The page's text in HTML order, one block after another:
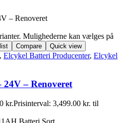
Mulighederne kan vælges på
Compare Quick view
, Elcykel Batteri Producenter, Elcykel
– Renoveret
kr.Prisinterval: 3,499.00 kr. til